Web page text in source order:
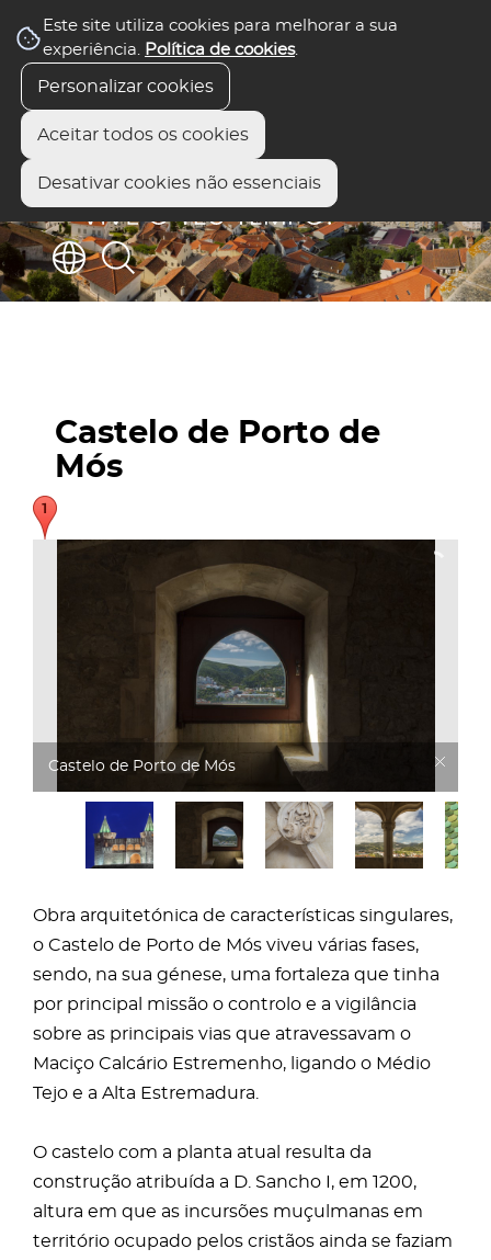
Este site utiliza cookies para melhorar a sua
experiência. Política de cookies.
Personalizar cookies
Aceitar todos os cookies
Desativar cookies não essenciais
Castelo de Porto de
Mós
Castelo de Porto de Mós
Obra arquitetónica de características singulares,
o Castelo de Porto de Mós viveu várias fases,
sendo, na sua génese, uma fortaleza que tinha
por principal missão o controlo e a vigilância
sobre as principais vias que atravessavam o
Maciço Calcário Estremenho, ligando o Médio
Tejo e a Alta Estremadura.
O castelo com a planta atual resulta da
construção atribuída a D. Sancho I, em 1200,
altura em que as incursões muçulmanas em
território ocupado pelos cristãos ainda se faziam